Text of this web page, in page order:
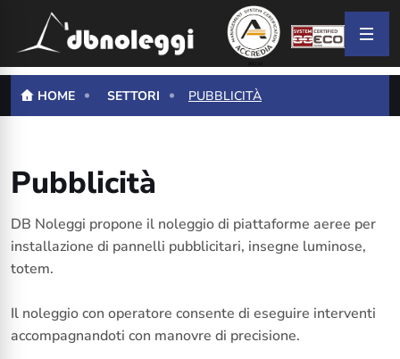
HOME SETTORI PUBBLICITÀ
Pubblicità
DB Noleggi propone il noleggio di piattaforme aeree per
installazione di pannelli pubblicitari, insegne luminose,
totem.
Il noleggio con operatore consente di eseguire interventi
accompagnandoti con manovre di precisione.